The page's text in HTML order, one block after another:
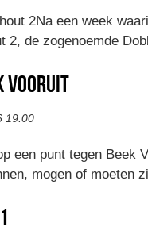
2Na een week
2, de zogenoemde
Vooruit
19:00
een punt tegen Beek
mogen of moeten